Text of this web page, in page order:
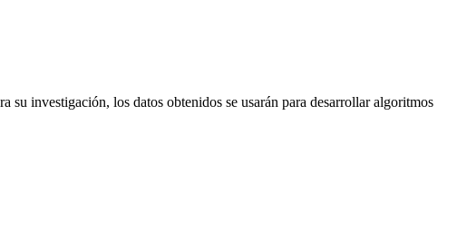
su investigación, los datos obtenidos se usarán para desarrollar algoritmos